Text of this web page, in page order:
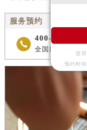
服务预约
 400-877-2083
全国服务预约热
提
预约时